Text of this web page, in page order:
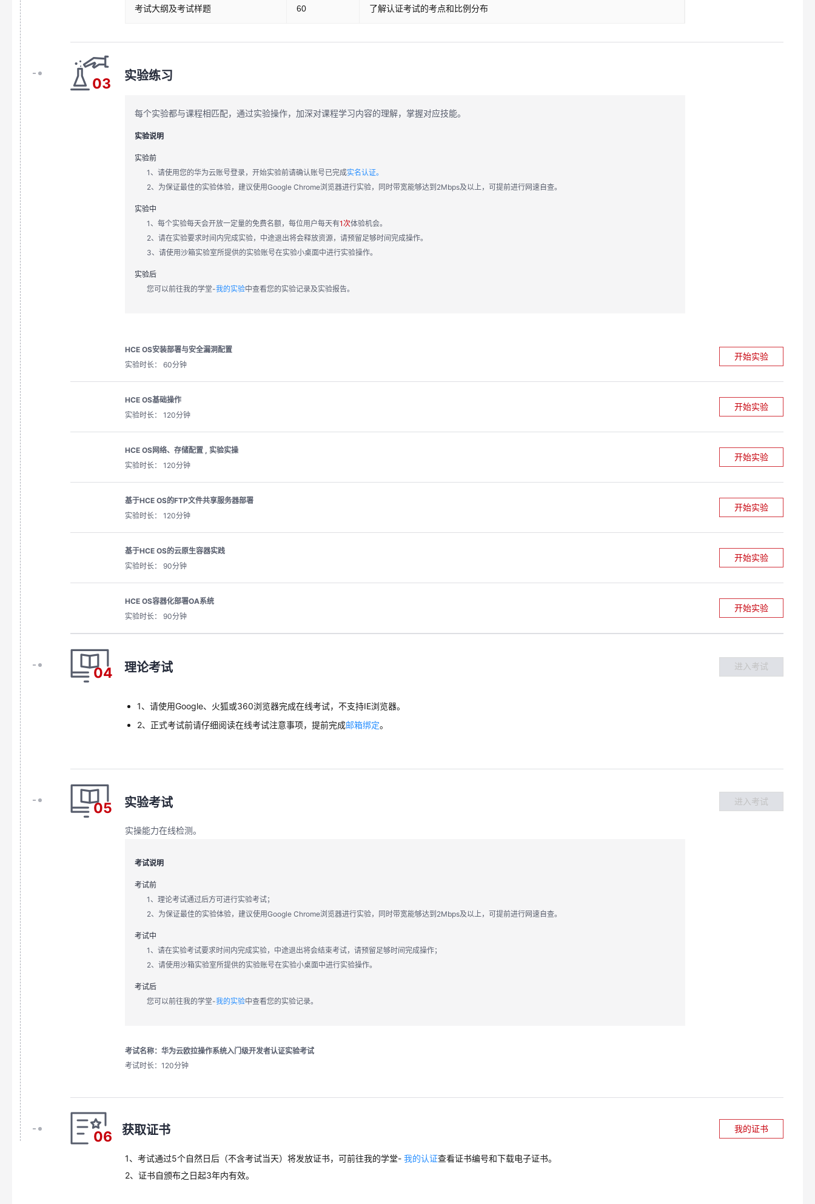
考试大纲及考试样题 60 了解认证考试的考点和比例分布
03 实验练习
每个实验都与课程相匹配，通过实验操作，加深对课程学习内容的理解，掌握对应技能。
实验说明
实验前
1、请使用您的华为云账号登录，开始实验前请确认账号已完成实名认证。
2、为保证最佳的实验体验，建议使用Google Chrome浏览器进行实验，同时带宽能够达到2Mbps及以上，可提前进行网速自查。
实验中
1、每个实验每天会开放一定量的免费名额，每位用户每天有1次体验机会。
2、请在实验要求时间内完成实验，中途退出将会释放资源，请预留足够时间完成操作。
3、请使用沙箱实验室所提供的实验账号在实验小桌面中进行实验操作。
实验后
您可以前往我的学堂-我的实验中查看您的实验记录及实验报告。
HCE OS安装部署与安全漏洞配置
实验时长： 60分钟
开始实验
HCE OS基础操作
实验时长： 120分钟
开始实验
HCE OS网络、存储配置 , 实验实操
实验时长： 120分钟
开始实验
基于HCE OS的FTP文件共享服务器部署
实验时长： 120分钟
开始实验
基于HCE OS的云原生容器实践
实验时长： 90分钟
开始实验
HCE OS容器化部署OA系统
实验时长： 90分钟
开始实验
04 理论考试 进入考试
1、请使用Google、火狐或360浏览器完成在线考试，不支持IE浏览器。
2、正式考试前请仔细阅读在线考试注意事项，提前完成邮箱绑定。
05 实验考试 进入考试
实操能力在线检测。
考试说明
考试前
1、理论考试通过后方可进行实验考试；
2、为保证最佳的实验体验，建议使用Google Chrome浏览器进行实验，同时带宽能够达到2Mbps及以上，可提前进行网速自查。
考试中
1、请在实验考试要求时间内完成实验，中途退出将会结束考试，请预留足够时间完成操作；
2、请使用沙箱实验室所提供的实验账号在实验小桌面中进行实验操作。
考试后
您可以前往我的学堂-我的实验中查看您的实验记录。
考试名称：华为云欧拉操作系统入门级开发者认证实验考试
考试时长：120分钟
06 获取证书 我的证书
1、考试通过5个自然日后（不含考试当天）将发放证书，可前往我的学堂- 我的认证查看证书编号和下载电子证书。
2、证书自颁布之日起3年内有效。